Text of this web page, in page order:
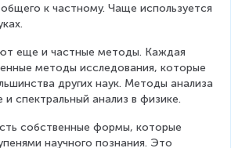
к частному. Чаще используется
еще и частные методы. Каждая
методы исследования, которые
других наук. Методы анализа
и спектральный анализ в физике.
собственные формы, которые
научного познания. Это